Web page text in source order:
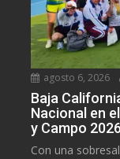
agosto 6, 2026
Baja
Nacional en
y Campo
Con una